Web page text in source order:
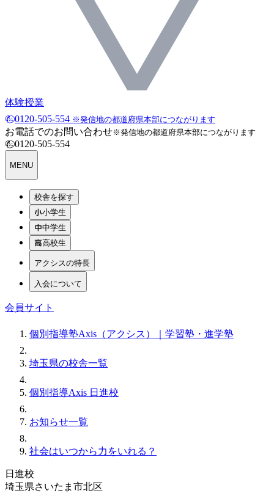
体験授業
0120-505-554 ※発信地の都道府県本部につながります
お電話でのお問い合わせ※発信地の都道府県本部につながります
0120-505-554
MENU
校舎を探す
小学生
中学生
高校生
アクシスの特長
入会について
会員サイト
個別指導塾Axis（アクシス）｜学習塾・進学塾
埼玉県の校舎一覧
個別指導Axis 日進校
お知らせ一覧
社会はいつから力をいれる？
日進校
埼玉県さいたま市北区